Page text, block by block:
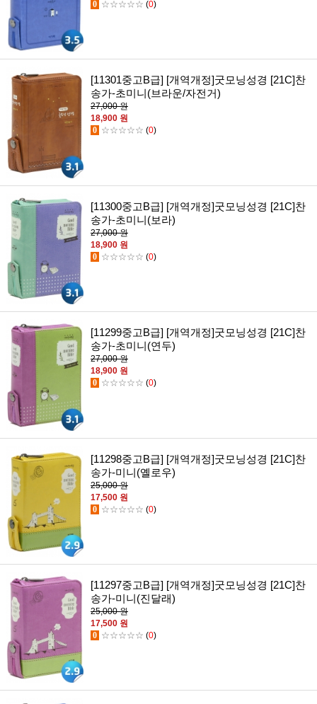
0 ☆☆☆☆☆ (0)
[11301중고B급] [개역개정]굿모닝성경 [21C]찬
송가-초미니(브라운/자전거)
27,000 원
18,900 원
0 ☆☆☆☆☆ (0)
[11300중고B급] [개역개정]굿모닝성경 [21C]찬
송가-초미니(보라)
27,000 원
18,900 원
0 ☆☆☆☆☆ (0)
[11299중고B급] [개역개정]굿모닝성경 [21C]찬
송가-초미니(연두)
27,000 원
18,900 원
0 ☆☆☆☆☆ (0)
[11298중고B급] [개역개정]굿모닝성경 [21C]찬
송가-미니(옐로우)
25,000 원
17,500 원
0 ☆☆☆☆☆ (0)
[11297중고B급] [개역개정]굿모닝성경 [21C]찬
송가-미니(진달래)
25,000 원
17,500 원
0 ☆☆☆☆☆ (0)